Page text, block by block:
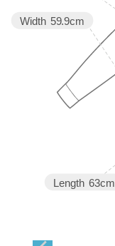
Length 63cm
Width 59.9cm